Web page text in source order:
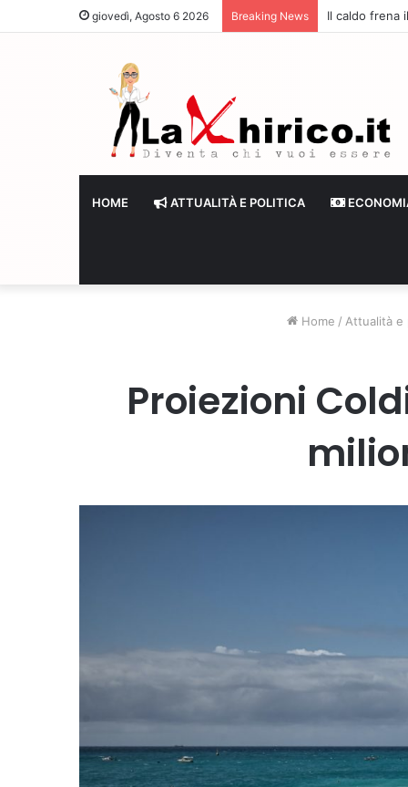
giovedì, Agosto 6 2026 Breaking News Il caldo frena
HOME ATTUALITÀ E POLITICA
Home / Attualità e
Proiezioni